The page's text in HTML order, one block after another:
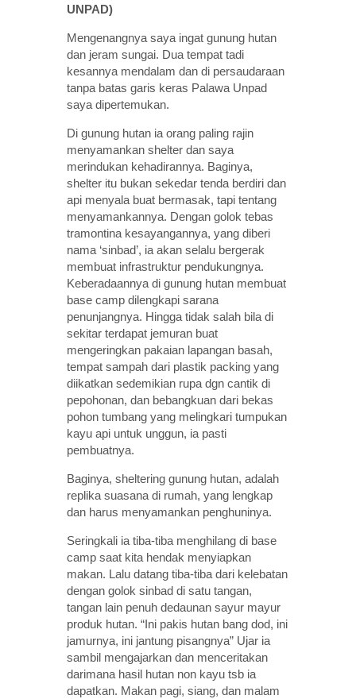
UNPAD)
Mengenangnya saya ingat gunung hutan
dan jeram sungai. Dua tempat tadi
kesannya mendalam dan di persaudaraan
tanpa batas garis keras Palawa Unpad
saya dipertemukan.
Di gunung hutan ia orang paling rajin
menyamankan shelter dan saya
merindukan kehadirannya. Baginya,
shelter itu bukan sekedar tenda berdiri dan
api menyala buat bermasak, tapi tentang
menyamankannya. Dengan golok tebas
tramontina kesayangannya, yang diberi
nama ‘sinbad’, ia akan selalu bergerak
membuat infrastruktur pendukungnya.
Keberadaannya di gunung hutan membuat
base camp dilengkapi sarana
penunjangnya. Hingga tidak salah bila di
sekitar terdapat jemuran buat
mengeringkan pakaian lapangan basah,
tempat sampah dari plastik packing yang
diikatkan sedemikian rupa dgn cantik di
pepohonan, dan bebangkuan dari bekas
pohon tumbang yang melingkari tumpukan
kayu api untuk unggun, ia pasti
pembuatnya.
Baginya, sheltering gunung hutan, adalah
replika suasana di rumah, yang lengkap
dan harus menyamankan penghuninya.
Seringkali ia tiba-tiba menghilang di base
camp saat kita hendak menyiapkan
makan. Lalu datang tiba-tiba dari kelebatan
dengan golok sinbad di satu tangan,
tangan lain penuh dedaunan sayur mayur
produk hutan. “Ini pakis hutan bang dod, ini
jamurnya, ini jantung pisangnya” Ujar ia
sambil mengajarkan dan menceritakan
darimana hasil hutan non kayu tsb ia
dapatkan. Makan pagi, siang, dan malam